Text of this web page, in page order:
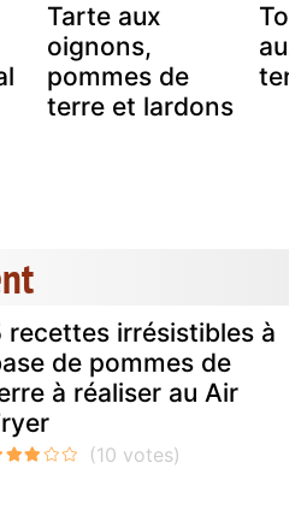
Tarte aux
oignons,
pommes de
terre et lardons
recettes irrésistibles à
de pommes de
à réaliser au Air